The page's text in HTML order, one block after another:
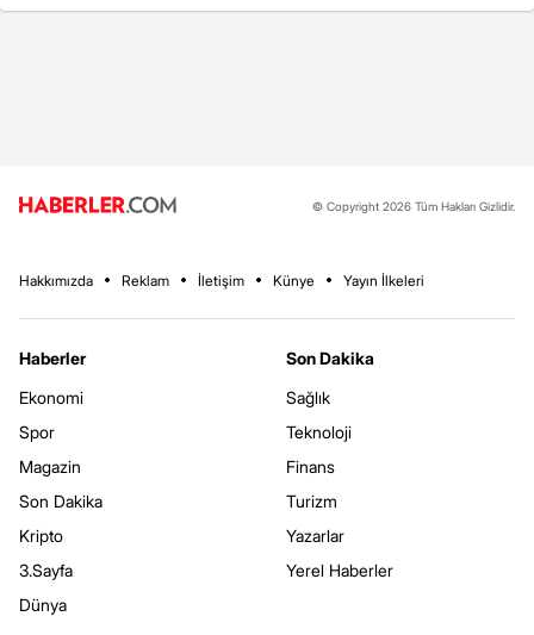
© Copyright 2026 Tüm Hakları Gizlidir.
Hakkımızda Reklam İletişim Künye Yayın İlkeleri
Haberler
Ekonomi
Spor
Magazin
Son Dakika
Kripto
3.Sayfa
Dünya
Son Dakika
Sağlık
Teknoloji
Finans
Turizm
Yazarlar
Yerel Haberler